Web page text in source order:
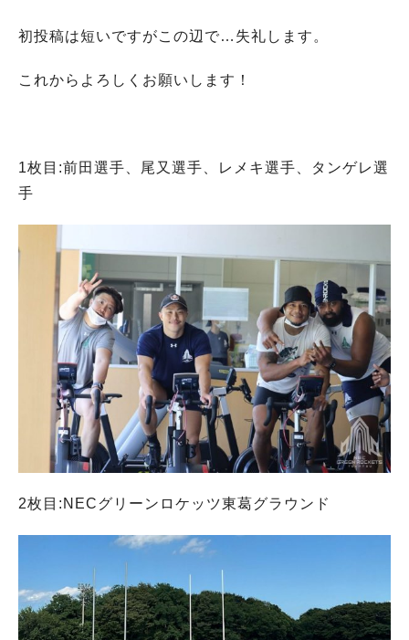
初投稿は短いですがこの辺で…失礼します。
これからよろしくお願いします！
1枚目:前田選手、尾又選手、レメキ選手、タンゲレ選
手
2枚目:NECグリーンロケッツ東葛グラウンド